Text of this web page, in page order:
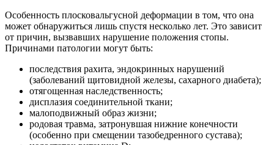
Особенность плосковальгусной деформации в том, что она
может обнаружиться лишь спустя несколько лет. Это зависит
от причин, вызвавших нарушение положения стопы.
Причинами патологии могут быть:
последствия рахита, эндокринных нарушений
(заболеваний щитовидной железы, сахарного диабета);
отягощенная наследственность;
дисплазия соединительной ткани;
малоподвижный образ жизни;
родовая травма, затронувшая нижние конечности
(особенно при смещении тазобедренного сустава);